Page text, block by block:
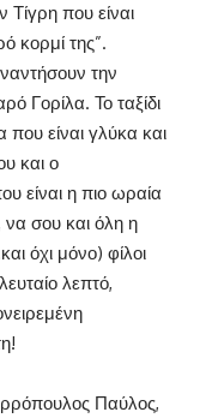
Τίγρη που είναι
κορμί της”.
την
Γορίλα. Το ταξίδι
που είναι γλύκα και
και ο
είναι η πιο ωραία
σου και όλη η
όχι μόνο) φίλοι
λεπτό,
Παύλος,